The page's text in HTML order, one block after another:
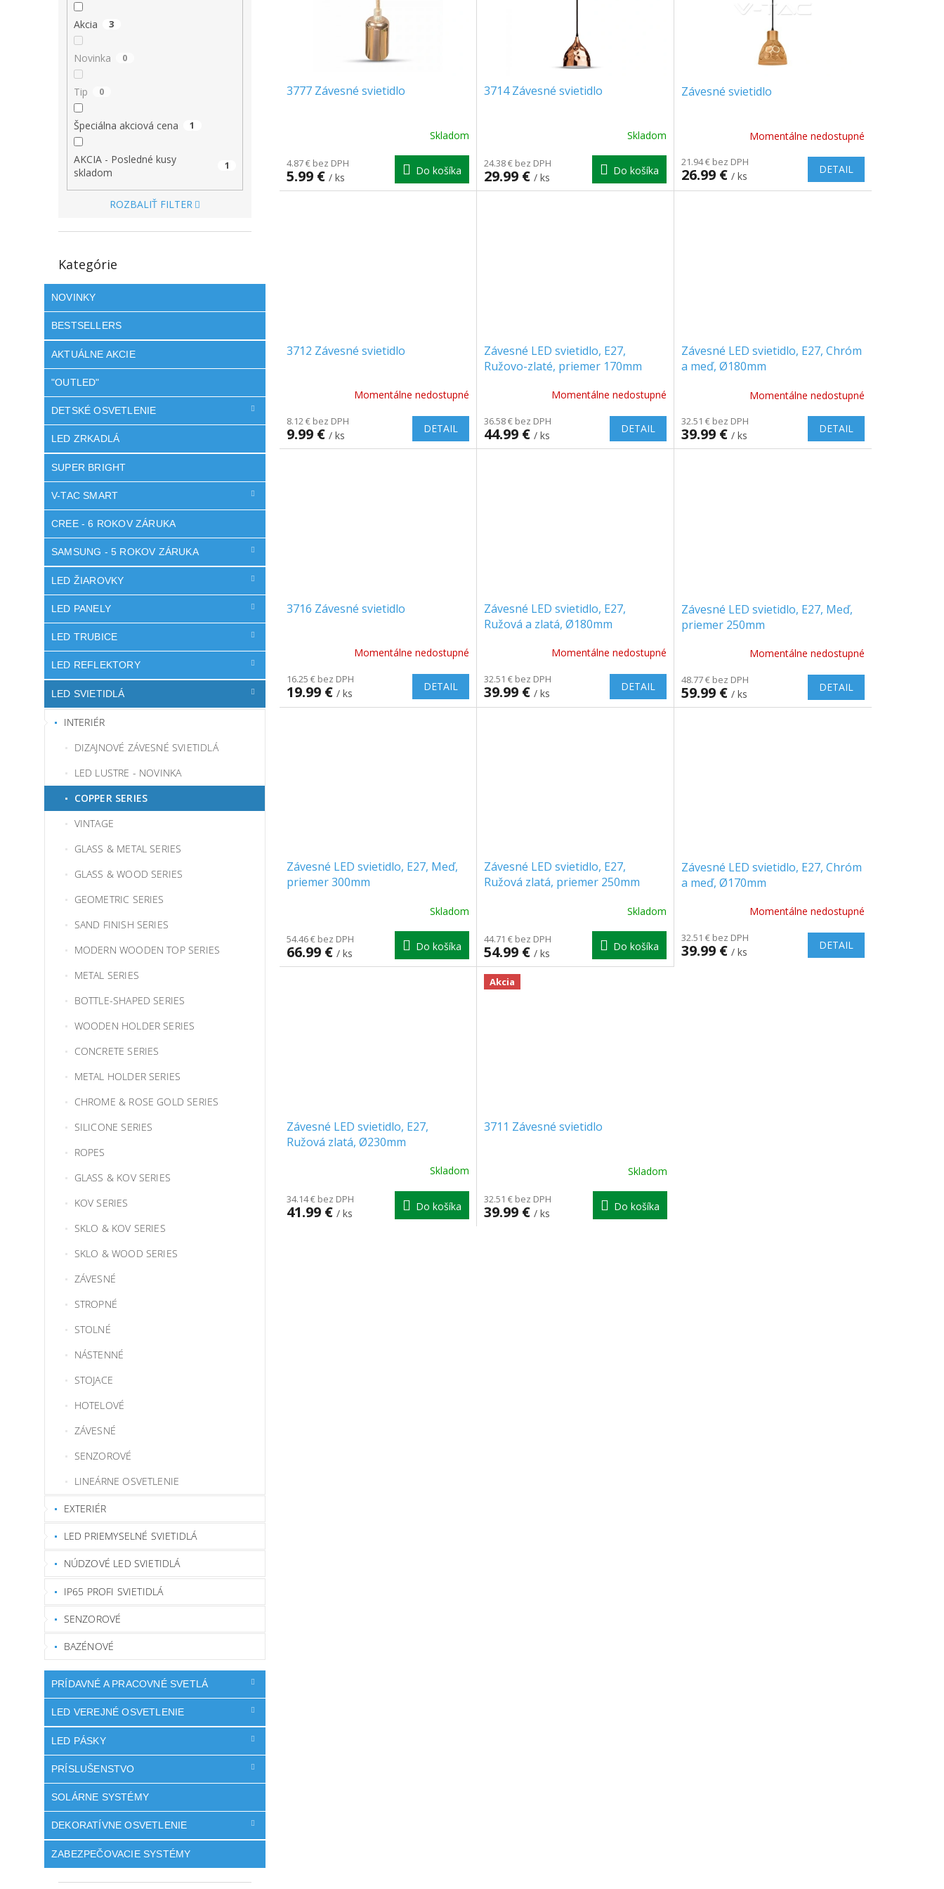
Akcia 3
Novinka 0
Tip 0
Špeciálna akciová cena 1
AKCIA - Posledné kusy
skladom
1
ROZBALIŤ FILTER
kategórie
Kategórie
NOVINKY
BESTSELLERS
AKTUÁLNE AKCIE
"OUTLED"
DETSKÉ OSVETLENIE
LED ZRKADLÁ
SUPER BRIGHT
V-TAC SMART
CREE - 6 ROKOV ZÁRUKA
SAMSUNG - 5 ROKOV ZÁRUKA
LED ŽIAROVKY
LED PANELY
LED TRUBICE
LED REFLEKTORY
LED SVIETIDLÁ
INTERIÉR
DIZAJNOVÉ ZÁVESNÉ SVIETIDLÁ
LED LUSTRE - NOVINKA
COPPER SERIES
VINTAGE
GLASS & METAL SERIES
GLASS & WOOD SERIES
GEOMETRIC SERIES
SAND FINISH SERIES
MODERN WOODEN TOP SERIES
METAL SERIES
BOTTLE-SHAPED SERIES
WOODEN HOLDER SERIES
CONCRETE SERIES
METAL HOLDER SERIES
CHROME & ROSE GOLD SERIES
SILICONE SERIES
ROPES
GLASS & KOV SERIES
KOV SERIES
SKLO & KOV SERIES
SKLO & WOOD SERIES
ZÁVESNÉ
STROPNÉ
STOLNÉ
NÁSTENNÉ
STOJACE
HOTELOVÉ
ZÁVESNÉ
SENZOROVÉ
LINEÁRNE OSVETLENIE
EXTERIÉR
LED PRIEMYSELNÉ SVIETIDLÁ
NÚDZOVÉ LED SVIETIDLÁ
IP65 PROFI SVIETIDLÁ
SENZOROVÉ
BAZÉNOVÉ
PRÍDAVNÉ A PRACOVNÉ SVETLÁ
LED VEREJNÉ OSVETLENIE
LED PÁSKY
PRÍSLUŠENSTVO
SOLÁRNE SYSTÉMY
DEKORATÍVNE OSVETLENIE
ZABEZPEČOVACIE SYSTÉMY
o3777 Závesné svietidlo
Skladom
4.87 € bez DPH
5.99 € / ks
Do košíka
3714 Závesné svietidlo
Skladom
24.38 € bez DPH
29.99 € / ks
Do košíka
Závesné svietidlo
Momentálne nedostupné
21.94 € bez DPH
26.99 € / ks
DETAIL
3712 Závesné svietidlo
Momentálne nedostupné
8.12 € bez DPH
9.99 € / ks
DETAIL
Závesné LED svietidlo, E27,
Ružovo-zlaté, priemer 170mm
Momentálne nedostupné
36.58 € bez DPH
44.99 € / ks
DETAIL
Závesné LED svietidlo, E27, Chróm
a meď, Ø180mm
Momentálne nedostupné
32.51 € bez DPH
39.99 € / ks
DETAIL
3716 Závesné svietidlo
Momentálne nedostupné
16.25 € bez DPH
19.99 € / ks
DETAIL
Závesné LED svietidlo, E27,
Ružová a zlatá, Ø180mm
Momentálne nedostupné
32.51 € bez DPH
39.99 € / ks
DETAIL
Závesné LED svietidlo, E27, Meď,
priemer 250mm
Momentálne nedostupné
48.77 € bez DPH
59.99 € / ks
DETAIL
Závesné LED svietidlo, E27, Meď,
priemer 300mm
Skladom
54.46 € bez DPH
66.99 € / ks
Do košíka
Závesné LED svietidlo, E27,
Ružová zlatá, priemer 250mm
Skladom
44.71 € bez DPH
54.99 € / ks
Do košíka
Závesné LED svietidlo, E27, Chróm
a meď, Ø170mm
Momentálne nedostupné
32.51 € bez DPH
39.99 € / ks
DETAIL
Závesné LED svietidlo, E27,
Ružová zlatá, Ø230mm
Skladom
34.14 € bez DPH
41.99 € / ks
Do košíka
Akcia
3711 Závesné svietidlo
Skladom
32.51 € bez DPH
39.99 € / ks
Do košíka